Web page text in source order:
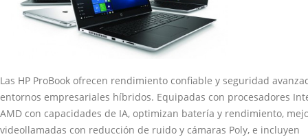
Las HP ProBook ofrecen rendimiento confiable y seguridad
entornos empresariales híbridos. Equipadas con procesadores
AMD con capacidades de IA, optimizan batería y rendimiento,
videollamadas con reducción de ruido y cámaras Poly, e incluyen